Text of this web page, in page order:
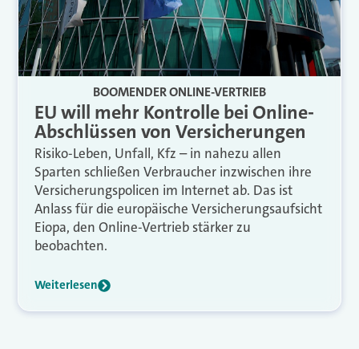
BOOMENDER ONLINE-VERTRIEB
EU will mehr Kontrolle bei Online-
Abschlüssen von Versicherungen
Risiko-Leben, Unfall, Kfz – in nahezu allen
Sparten schließen Verbraucher inzwischen ihre
Versicherungspolicen im Internet ab. Das ist
Anlass für die europäische Versicherungsaufsicht
Eiopa, den Online-Vertrieb stärker zu
beobachten.
Weiterlesen